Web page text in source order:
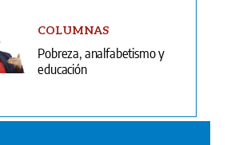
COLUMNAS
Pobreza, analfabetismo y
educación